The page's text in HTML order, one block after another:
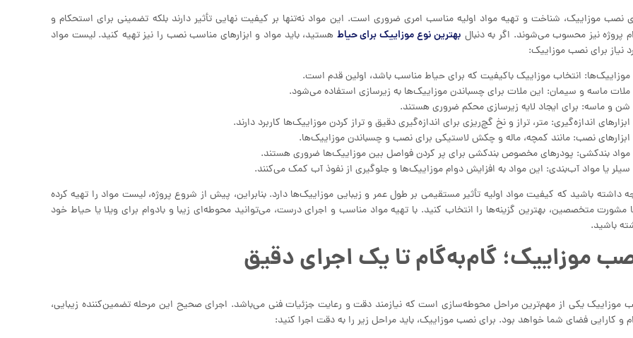
نصب موزاییک، شناخت و تهیه مواد اولیه مناسب امری ضروری است. این مواد نه‌تنها بر کیفیت نهایی تأثیر دارند بلکه تضمینی برای استحکام و
پروژه نیز محسوب می‌شوند. اگر به دنبال بهترین نوع موزاییک برای حیاط هستید، باید مواد و ابزارهای مناسب نصب را نیز تهیه کنید. لیست مواد
نیاز برای نصب موزاییک:
موزاییک‌ها: انتخاب موزاییک باکیفیت که برای حیاط مناسب باشد، اولین قدم است.
ملات ماسه و سیمان: این ملات برای چسباندن موزاییک‌ها به زیرسازی استفاده می‌شود.
شن و ماسه: برای ایجاد لایه زیرسازی محکم ضروری هستند.
ابزارهای اندازه‌گیری: متر، تراز و نخ گچ‌ریزی برای اندازه‌گیری دقیق و تراز کردن موزاییک‌ها کاربرد دارند.
ابزارهای نصب: مانند کمچه، ماله و چکش لاستیکی برای نصب و چسباندن موزاییک‌ها.
مواد بندکشی: پودرهای مخصوص بندکشی برای پر کردن فواصل بین موزاییک‌ها ضروری هستند.
سیلر یا مواد آب‌بندی: این مواد به افزایش دوام موزاییک‌ها و جلوگیری از نفوذ آب کمک می‌کنند.
داشته باشید که کیفیت مواد اولیه تأثیر مستقیمی بر طول عمر و زیبایی موزاییک‌ها دارد. بنابراین، پیش از شروع پروژه، لیست مواد را تهیه کرده
مشورت متخصصین، بهترین گزینه‌ها را انتخاب کنید. با تهیه مواد مناسب و اجرای درست، می‌توانید محوطه‌ای زیبا و بادوام برای ویلا یا حیاط خود
باشید.
موزاییک؛ گام‌به‌گام تا یک اجرای دقیق
موزاییک یکی از مهم‌ترین مراحل محوطه‌سازی است که نیازمند دقت و رعایت جزئیات فنی می‌باشد. اجرای صحیح این مرحله تضمین‌کننده زیبایی،
و کارایی فضای شما خواهد بود. برای نصب موزاییک، باید مراحل زیر را به دقت اجرا کنید: